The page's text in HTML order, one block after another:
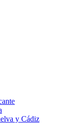
y Cádiz